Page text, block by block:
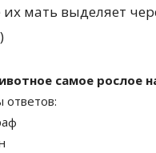
их мать выделяет
самое рослое
ответов: